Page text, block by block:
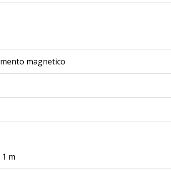
magnetico
m